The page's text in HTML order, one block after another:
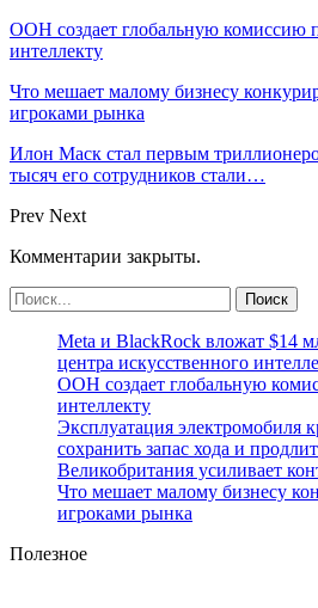
ООН создает глобальную комиссию
интеллекту
Что мешает малому бизнесу
игроками рынка
Илон Маск стал первым
тысяч его сотрудников стали…
Prev Next
Комментарии закрыты.
Meta и BlackRock вложат $14
центра искусственного
ООН создает глобальную
интеллекту
Эксплуатация электромобиля
сохранить запас хода и
Великобритания усиливает
Что мешает малому бизнесу
игроками рынка
Полезное